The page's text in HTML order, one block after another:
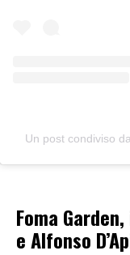
Un post condiviso
Foma
e Alfonso